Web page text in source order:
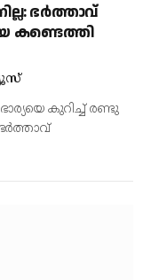
ഭർത്താവ്
കണ്ടെത്തി
കുറിച്ച് രണ്ടു